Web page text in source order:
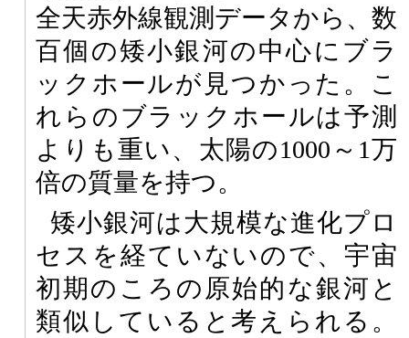
全天赤外線観測データから、数
百個の矮小銀河の中心にブラ
ックホールが見つかった。こ
れらのブラックホールは予測
よりも重い、太陽の1000～1万
倍の質量を持つ。
矮小銀河は大規模な進化プロ
セスを経ていないので、宇宙
初期のころの原始的な銀河と
類似していると考えられる。